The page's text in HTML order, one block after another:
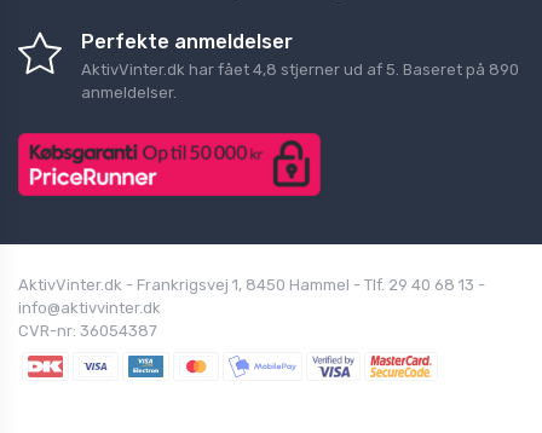
Perfekte anmeldelser
AktivVinter.dk har fået 4,8 stjerner ud af 5 . Baseret på 890
anmeldelser.
AktivVinter.dk - Frankrigsvej 1, 8450 Hammel - Tlf. 29 40 68 13 -
info@aktivvinter.dk
CVR-nr: 36054387